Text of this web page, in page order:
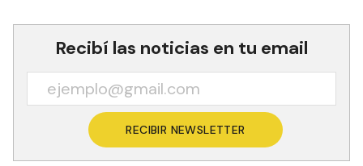
Recibí las noticias en tu email
RECIBIR NEWSLETTER